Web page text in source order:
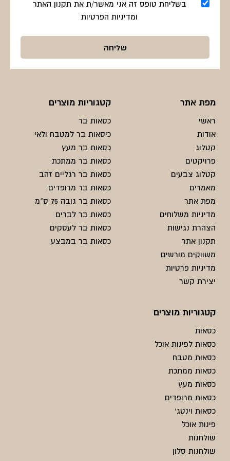
מפת אתר
ראשי
אודות
קטלוג
פרויקטים
קטלוג צבעים
מאמרים
מפת אתר
מדיניות משלוחים
הצהרת נגישות
תקנון אתר
משווקים מורשים
מדיניות פרטיות
יצירת קשר
קטגוריות מוצרים
כסאות בר
כיסאות בר למטבח ולאי
כסאות בר מעץ
כסאות בר ממתכת
כסאות בר רגליים זהב
כסאות בר מרופדים
כסאות בר גובה 75 ס"מ
כסאות בר לברים
כסאות בר לעסקים
כסאות בר במבצע
קטגוריות מוצרים
כסאות
כסאות לפינות אוכל
כסאות מטבח
כסאות ממתכת
כסאות מעץ
כסאות מרופדים
כסאות וינטג'
פינות אוכל
שולחנות
שולחנות סלון
בשליחת טופס זה אני מאשר/ת את תקנון האתר
ומדיניות הפרטיות